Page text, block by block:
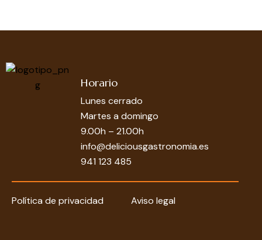
Horario
Lunes cerrado
Martes a domingo
9.00h – 21.00h
info@deliciousgastronomia.es
941 123 485
Política de privacidad Aviso legal